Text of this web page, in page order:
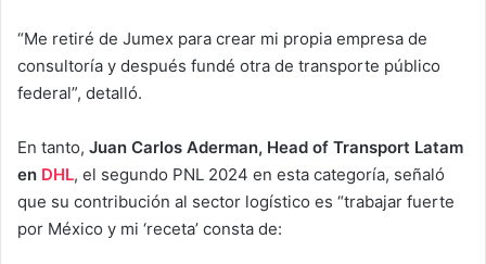
“Me retiré de Jumex para crear mi propia empresa de
consultoría y después fundé otra de transporte público
federal”, detalló.
En tanto, Juan Carlos Aderman, Head of Transport Latam
en DHL, el segundo PNL 2024 en esta categoría, señaló
que su contribución al sector logístico es “trabajar fuerte
por México y mi ‘receta’ consta de: